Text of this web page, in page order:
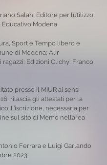
Salani Editore per l’utilizzo
Modena
Sport e Tempo libero e
di Modena; Alir
Edizioni Clichy; Franco
presso il MIUR ai sensi
rilascia gli attestati per la
L’iscrizione, necessaria per
sul sito di Memo nell’area
Ferrara e Luigi Garlando
2023